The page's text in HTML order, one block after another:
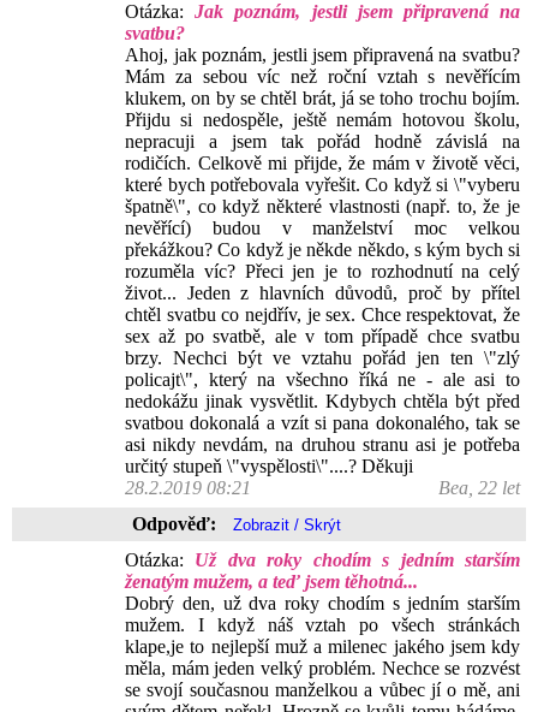
Otázka:Jak poznám, jestli jsem připravená na
svatbu?
Ahoj, jak poznám, jestli jsem připravená na svatbu?
Mám za sebou víc než roční vztah s nevěřícím
klukem, on by se chtěl brát, já se toho trochu bojím.
Přijdu si nedospěle, ještě nemám hotovou školu,
nepracuji a jsem tak pořád hodně závislá na
rodičích. Celkově mi přijde, že mám v životě věci,
které bych potřebovala vyřešit. Co když si \"vyberu
špatně\", co když některé vlastnosti (např. to, že je
nevěřící) budou v manželství moc velkou
překážkou? Co když je někde někdo, s kým bych si
rozuměla víc? Přeci jen je to rozhodnutí na celý
život... Jeden z hlavních důvodů, proč by přítel
chtěl svatbu co nejdřív, je sex. Chce respektovat, že
sex až po svatbě, ale v tom případě chce svatbu
brzy. Nechci být ve vztahu pořád jen ten \"zlý
policajt\", který na všechno říká ne - ale asi to
nedokážu jinak vysvětlit. Kdybych chtěla být před
svatbou dokonalá a vzít si pana dokonalého, tak se
asi nikdy nevdám, na druhou stranu asi je potřeba
určitý stupeň \"vyspělosti\"....? Děkuji
28.2.2019 08:21
Bea, 22 let
Odpověď:
Otázka: Už dva roky chodím s jedním starším
ženatým mužem, a teď jsem těhotná...
Dobrý den, už dva roky chodím s jedním starším
mužem. I když náš vztah po všech stránkách
klape,je to nejlepší muž a milenec jakého jsem kdy
měla, mám jeden velký problém. Nechce se rozvést
se svojí současnou manželkou a vůbec jí o mě, ani